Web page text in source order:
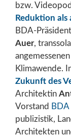
bzw.
Reduktion
BDA-
Auer,
Klimawende.
Zukunft des
Architektin
Vorstand
publizistik,
Architekten